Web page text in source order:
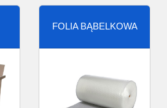
FOLIA BĄBELKOWA